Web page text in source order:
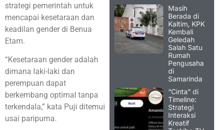
strategi pemerintah untuk
mencapai kesetaraan dan
keadilan gender di Benua
Etam.
“Kesetaraan gender adalah
dimana laki-laki dan
perempuan dapat
berkembang optimal tanpa
terkendala,” kata Puji ditemui
usai paripurna.
Masih
Berada di
Kaltim, KPK
Kembali
Geledah
Salah Satu
Rumah
Pengusaha
di
Samarinda
“Cinta” di
Timeline:
Strategi
Interaksi
Kreatif